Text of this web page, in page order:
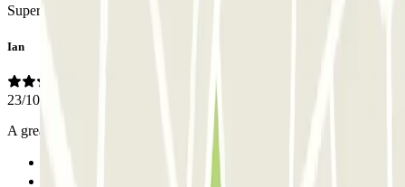
Super pünktlich und sehr freundlich. Jederzeit wieder !!
Ian
23/10/2025
A great efficient service which I will use everytime I travel.